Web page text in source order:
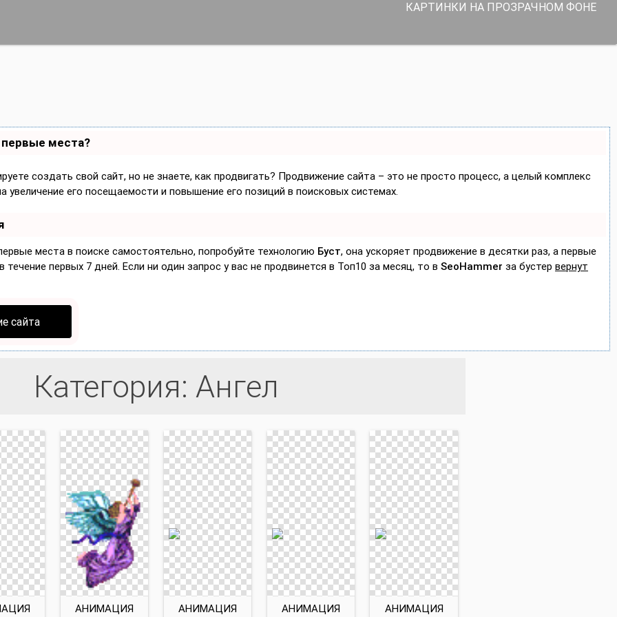
КАРТИНКИ НА ПРОЗРАЧНОМ ФОНЕ
первые места?
создать свой сайт, но не знаете, как продвигать? Продвижение сайта – это не просто процесс, а целый комплекс
увеличение его посещаемости и повышение его позиций в поисковых системах.
места в поиске самостоятельно, попробуйте технологию Буст, она ускоряет продвижение в десятки раз, а первые
первых 7 дней. Если ни один запрос у вас не продвинется в Топ10 за месяц, то в SeoHammer за бустер вернут
сайта
Категория: Ангел
АНИМАЦИЯ
АНИМАЦИЯ
АНИМАЦИЯ
АНИМАЦИЯ